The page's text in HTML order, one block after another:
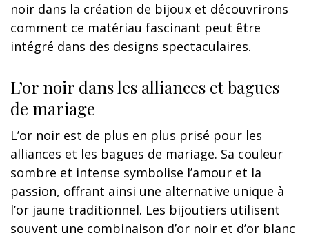
noir dans la création de bijoux et découvrirons
comment ce matériau fascinant peut être
intégré dans des designs spectaculaires.
L’or noir dans les alliances et bagues
de mariage
L’or noir est de plus en plus prisé pour les
alliances et les bagues de mariage. Sa couleur
sombre et intense symbolise l’amour et la
passion, offrant ainsi une alternative unique à
l’or jaune traditionnel. Les bijoutiers utilisent
souvent une combinaison d’or noir et d’or blanc